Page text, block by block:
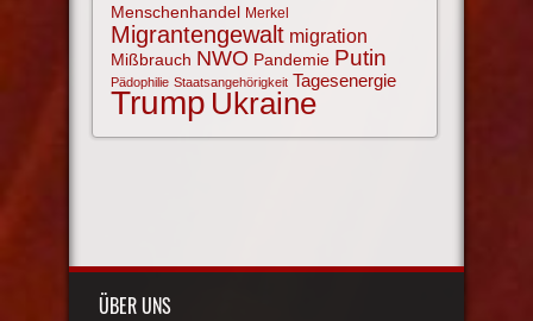
Menschenhandel Merkel
Migrantengewalt migration
Mißbrauch NWO Pandemie Putin
Pädophilie Staatsangehörigkeit Tagesenergie
Trump Ukraine
ÜBER UNS